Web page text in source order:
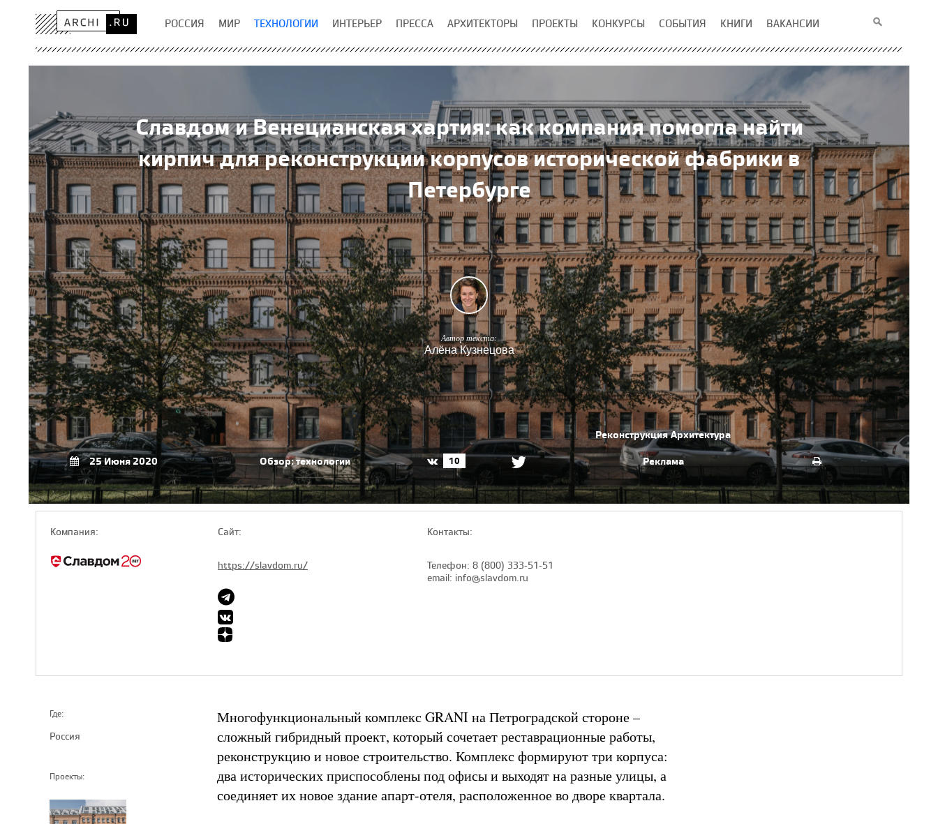
РОССИЯ МИР ТЕХНОЛОГИИ ИНТЕРЬЕР ПРЕССА АРХИТЕКТОРЫ ПРОЕКТЫ КОНКУРСЫ СОБЫТИЯ КНИГИ ВАКАНСИИ
Славдом и Венецианская хартия: как компания помогла найти
кирпич для реконструкции корпусов исторической фабрики в
Петербурге
Автор текста:
Алёна Кузнецова
25 Июня 2020 Обзор: технологии 10
Реконструкция Архитектура
Реклама
Компaния: Сайт:
https://slavdom.ru/
Контакты:
Телефон: 8 (800) 333-51-51
email: info@slavdom.ru
Где:
Россия
Проекты:
Многофункциональный комплекс GRANI на Петроградской стороне –
сложный гибридный проект, который сочетает реставрационные работы,
реконструкцию и новое строительство. Комплекс формируют три корпуса:
два исторических приспособлены под офисы и выходят на разные улицы, а
соединяет их новое здание апарт-отеля, расположенное во дворе квартала.